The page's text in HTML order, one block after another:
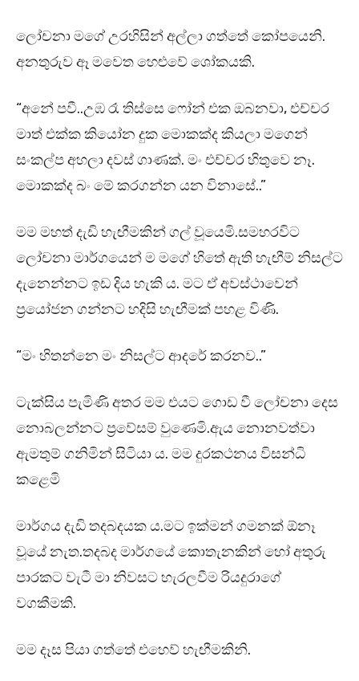
ලෝචනා මගේ උරහිසින් අල්ලා ගත්තේ කෝපයෙනි.
අනතුරුව ඈ මවෙත හෙළුවේ ශෝකයකි.
“අනේ පවී..උඹ රෑ තිස්සෙ ෆෝන් එක ඔබනවා, එච්චර
මාත් එක්ක කියෝන දුක මොකක්ද කියලා මගෙන්
සංකල්ප අහලා දවස් ගාණක්. මං එච්චර හිතුවෙ නෑ.
මොකක්ද බං මේ කරගන්න යන විනාසේ..”
මම මහත් දැඩි හැඟීමකින් ගල් වූයෙමි.සමහරවිට
ලෝචනා මාර්ගයෙන් ම මගේ හිතේ ඇති හැඟීම් නිසල්ට
දැනෙන්නට ඉඩ දිය හැකි ය. මට ඒ අවස්ථාවෙන්
ප්‍රයෝජන ගන්නට හදිසි හැඟීමක් පහළ විණි.
“මං හිතන්නෙ මං නිසල්ට ආදරේ කරනව..”
ටැක්සිය පැමිණි අතර මම එයට ගොඩ වී ලෝචනා දෙස
නොබලන්නට ප්‍රවේසම් වුණෙමි.ඇය නොනවත්වා
ඇමතුම් ගනිමින් සිටියා ය. මම දුරකථනය විසන්ධි
කළෙමි
මාර්ගය දැඩි තදබදයක ය.මට ඉක්මන් ගමනක් ඕනෑ
වූයේ නැත.තදබද මාර්ගයේ කොතැනකින් හෝ අතුරු
පාරකට වැටී මා නිවසට හැරලවීම රියදුරාගේ
වගකීමකි.
මම දෑස පියා ගත්තේ එහෙව් හැඟීමකිනි.